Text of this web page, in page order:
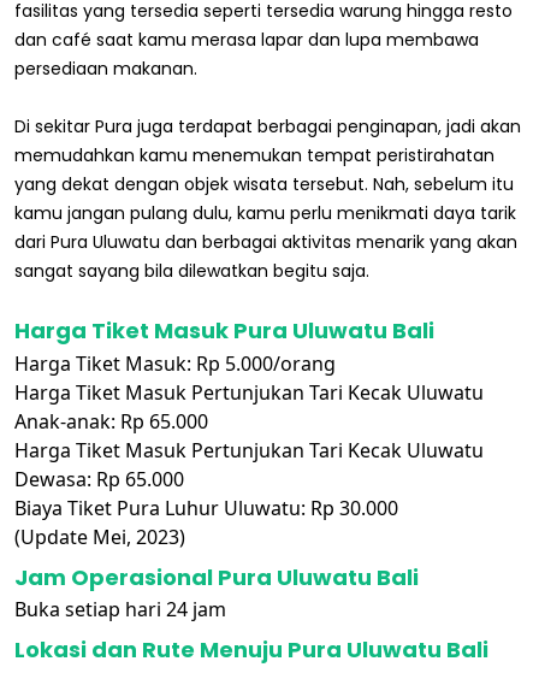
fasilitas yang tersedia seperti tersedia warung hingga resto
dan café saat kamu merasa lapar dan lupa membawa
persediaan makanan.
Di sekitar Pura juga terdapat berbagai penginapan, jadi akan
memudahkan kamu menemukan tempat peristirahatan
yang dekat dengan objek wisata tersebut. Nah, sebelum itu
kamu jangan pulang dulu, kamu perlu menikmati daya tarik
dari Pura Uluwatu dan berbagai aktivitas menarik yang akan
sangat sayang bila dilewatkan begitu saja.
Harga Tiket Masuk Pura Uluwatu Bali
Harga Tiket Masuk: Rp 5.000/orang
Harga Tiket Masuk Pertunjukan Tari Kecak Uluwatu
Anak-anak: Rp 65.000
Harga Tiket Masuk Pertunjukan Tari Kecak Uluwatu
Dewasa: Rp 65.000
Biaya Tiket Pura Luhur Uluwatu: Rp 30.000
(Update Mei, 2023)
Jam Operasional Pura Uluwatu Bali
Buka setiap hari 24 jam
Lokasi dan Rute Menuju Pura Uluwatu Bali